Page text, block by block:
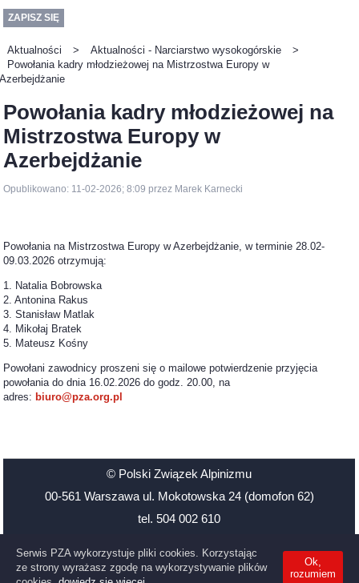
Aktualności > Aktualności - Narciarstwo wysokogórskie
>
Powołania kadry młodzieżowej na Mistrzostwa Europy w
Azerbejdżanie
Powołania kadry młodzieżowej na
Mistrzostwa Europy w
Azerbejdżanie
Opublikowano: 11-02-2026; 8:09 przez Marek Karnecki
Powołania na Mistrzostwa Europy w Azerbejdżanie, w terminie 28.02-
09.03.2026 otrzymują:
1. Natalia Bobrowska
2. Antonina Rakus
3. Stanisław Matlak
4. Mikołaj Bratek
5. Mateusz Kośny
Powołani zawodnicy proszeni się o mailowe potwierdzenie przyjęcia
powołania do dnia 16.02.2026 do godz. 20.00, na
adres: biuro@pza.org.pl
© Polski Związek Alpinizmu
00-561 Warszawa ul. Mokotowska 24 (domofon 62)
tel. 504 002 610
NIP: 527-21-39-619
Serwis PZA wykorzystuje pliki cookies. Korzystając
ze strony wyrażasz zgodę na wykorzystywanie plików
Ok,
rozumiem